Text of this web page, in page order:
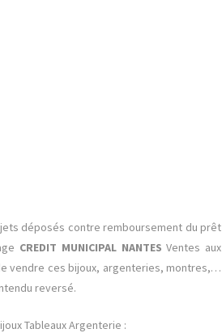
déposés contre remboursement du prêt
CREDIT MUNICIPAL NANTESVentes aux
vendre ces bijoux, argenteries, montres,…
reversé.
Tableaux Argenterie :